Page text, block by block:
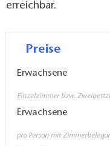
erreichbar.
Preise
Erwachsene
Einzelzimmer bzw.
Erwachsene
pro Person mit